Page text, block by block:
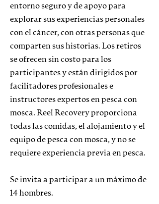
entorno seguro y de apoyo para
explorar sus experiencias personales
con el cáncer, con otras personas que
comparten sus historias. Los retiros
se ofrecen sin costo para los
participantes y están dirigidos por
facilitadores profesionales e
instructores expertos en pesca con
mosca. Reel Recovery proporciona
todas las comidas, el alojamiento y el
equipo de pesca con mosca, y no se
requiere experiencia previa en pesca.
Se invita a participar a un máximo de
14 hombres.